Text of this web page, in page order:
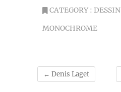
CATEGORY : DESSIN
MONOCHROME
← Denis Laget